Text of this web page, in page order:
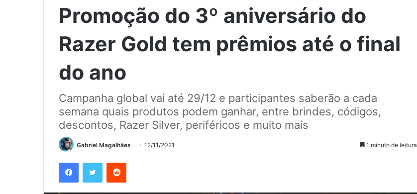
Promoção do 3º aniversário do
Razer Gold tem prêmios até o final
do ano
Campanha global vai até 29/12 e participantes saberão a cada
semana quais produtos podem ganhar, entre brindes, códigos,
descontos, Razer Silver, periféricos e muito mais
Gabriel Magalhães 12/11/2021 1 minuto de leitura